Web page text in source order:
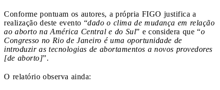
Conforme pontuam os autores, a própria FIGO justifica a
realização deste evento “dado o clima de mudança em relação
ao aborto na América Central e do Sul” e considera que “o
Congresso no Rio de Janeiro é uma oportunidade de
introduzir as tecnologias de abortamentos a novos provedores
[de aborto]”.
O relatório observa ainda: